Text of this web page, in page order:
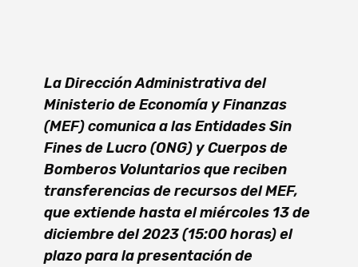
La Dirección Administrativa del
Ministerio de Economía y Finanzas
(MEF) comunica a las Entidades Sin
Fines de Lucro (ONG) y Cuerpos de
Bomberos Voluntarios que reciben
transferencias de recursos del MEF,
que extiende hasta el miércoles 13 de
diciembre del 2023 (15:00 horas) el
plazo para la presentación de